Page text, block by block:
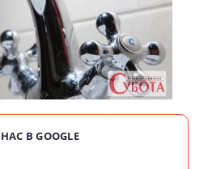
В GOOGLE